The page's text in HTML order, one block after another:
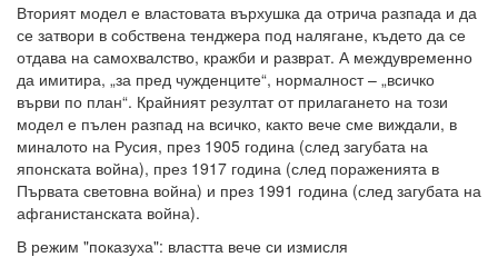
Вторият модел е властовата върхушка да отрича разпада и да
се затвори в собствена тенджера под налягане, където да се
отдава на самохвалство, кражби и разврат. А междувременно
да имитира, „за пред чужденците“, нормалност – „всичко
върви по план“. Крайният резултат от прилагането на този
модел е пълен разпад на всичко, както вече сме виждали, в
миналото на Русия, през 1905 година (след загубата на
японската война), през 1917 година (след пораженията в
Първата световна война) и през 1991 година (след загубата на
афганистанската война).
В режим "показуха": властта вече си измисля